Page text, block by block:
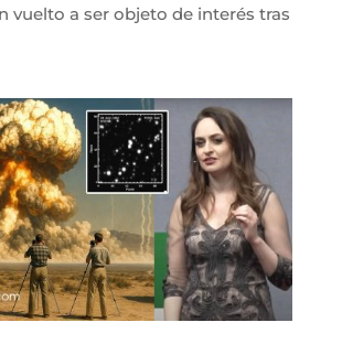
vuelto a ser objeto de interés tras